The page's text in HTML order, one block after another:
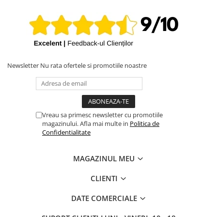
iPhone 8 Plus
iPhone 8
iPhone 7 Plus
iPhone 7
iPhone SE 2020 2nd
iPhone 6 Plus
Newsletter Nu rata ofertele si promotiile noastre
Vreau sa primesc newsletter cu promotiile
magazinului. Afla mai multe in Politica de
Confidentialitate
MAGAZINUL MEU
CLIENTI
DATE COMERCIALE